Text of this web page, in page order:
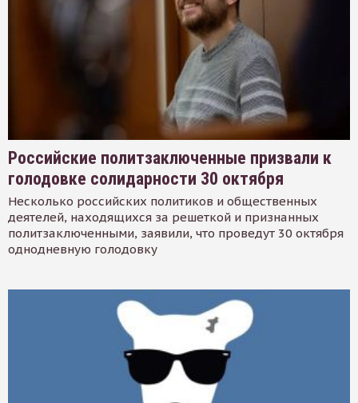
Российские политзаключенные призвали к
голодовке солидарности 30 октября
Несколько российских политиков и общественных
деятелей, находящихся за решеткой и признанных
политзаключенными, заявили, что проведут 30 октября
однодневную голодовку